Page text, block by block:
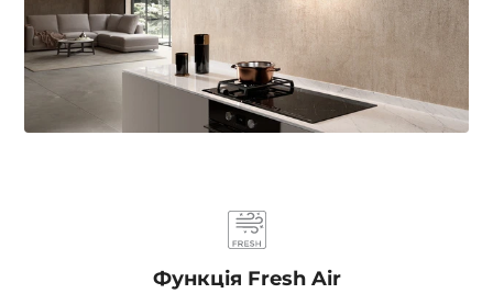
Функція Fresh Air